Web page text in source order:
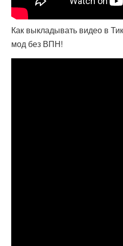
Как выкладывать видео в
мод без ВПН!